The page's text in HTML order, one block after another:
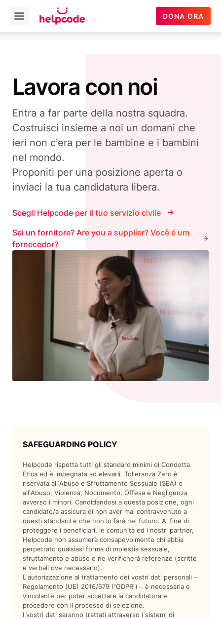
Helpcode
Italia
Open
menu
DONA ORA
Lavora con noi
Entra a far parte della nostra squadra.
Costruisci insieme a noi un domani che
ieri non c’era per le bambine e i bambini
nel mondo.
Proponiti per una posizione aperta o
inviaci la tua candidatura libera.
Scegli Helpcode per il tuo servizio civile
Sei un fornitore? Are you a supplier? Você é um
fornecedor?
SAFEGUARDING POLICY
Helpcode rispetta tutti gli standard minimi di Condotta
Etica ed è impegnata ad elevarli. Tolleranza Zero è
riservata all’Abuso e Sfruttamento Sessuale (SEA) e
all’Abuso, Violenza, Nocumento, Offesa e Negligenza
avverso i minori. Candidandosi a questa posizione, ogni
candidato/a assicura di non aver mai contravvenuto a
questi standard e che non lo farà nel futuro. Al fine di
proteggere i beneficiari, le comunità ed i nostri partner,
Helpcode non assumerà consapevolmente chi abbia
perpetrato qualsiasi forma di molestia sessuale,
sfruttamento e abuso e ne verificherà referenze (scritte
e verbali ove necessario).
L’autorizzazione al trattamento dei vostri dati personali –
Regolamento (UE) 2016/679 (“GDPR”) – è necessaria e
vincolante per poter accettare la candidatura e
procedere con il processo di selezione.
I vostri dati saranno trattati attraverso i sistemi di